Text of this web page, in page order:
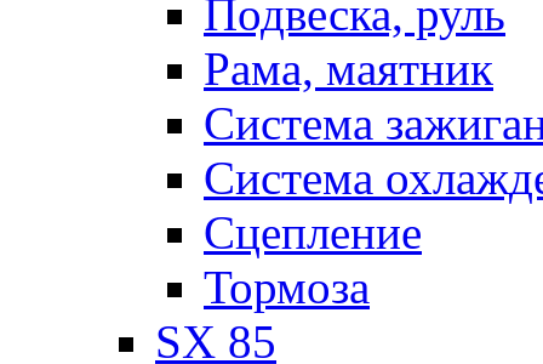
Подвеска, руль
Рама, маятник
Система
Система
Сцепление
Тормоза
SX 85